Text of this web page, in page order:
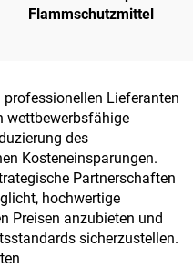
Flammschutzmittel
Lieferanten
wettbewerbsfähige
des
Kosteneinsparungen.
Partnerschaften
hochwertige
Preisen anzubieten und
sicherzustellen.